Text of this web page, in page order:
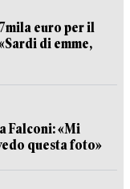
euro per il
di emme,
Falconi: «Mi
questa foto»